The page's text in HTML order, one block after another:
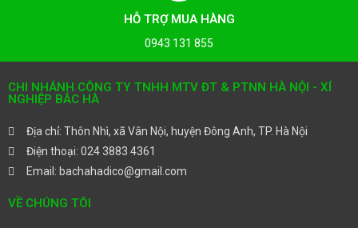
HỖ TRỢ MUA HÀNG
0943 131 855
CHI NHÁNH CÔNG TY TNHH MTV ĐT & PTNN HÀ NỘI - XÍ
NGHIỆP BẮC HÀ
Địa chỉ: Thôn Nhì, xã Vân Nội, huyện Đông Anh, TP. Hà Nội
Điện thoại: 024 3883 4361
Email: bachahadico@gmail.com
VỀ CHÚNG TÔI